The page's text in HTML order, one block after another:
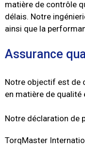
matière de contrôle
délais. Notre
ainsi que la
Assurance
Notre objectif est de
en matière de qualité
Notre déclaration de
TorqMaster